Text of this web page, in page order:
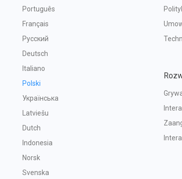
Português
Français
Русский
Deutsch
Italiano
Polski
Українська
Latviešu
Dutch
Indonesia
Norsk
Svenska